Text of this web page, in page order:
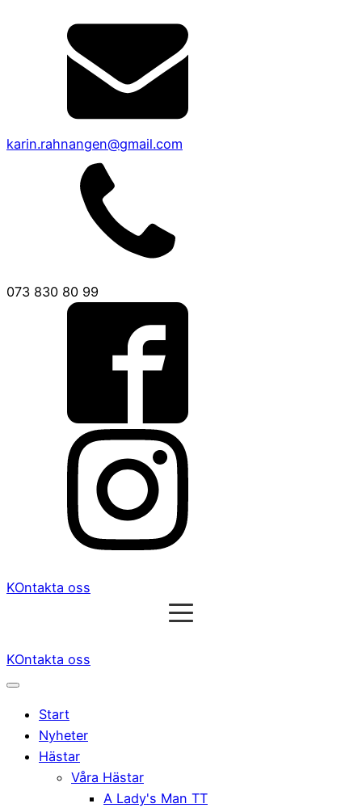
karin.rahnangen@gmail.com
073 830 80 99
KOntakta oss
KOntakta oss
Start
Nyheter
Hästar
Våra Hästar
A Lady's Man TT